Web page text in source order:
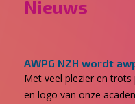
Nieuws
AWPG NZH wordt
Met veel plezier en
en logo van onze